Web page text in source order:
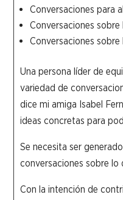
Conversaciones para
Conversaciones
Conversaciones
Una persona líder de
variedad de
dice mi amiga Isabel
ideas concretas para
Se necesita ser
conversaciones sobre
Con la intención de